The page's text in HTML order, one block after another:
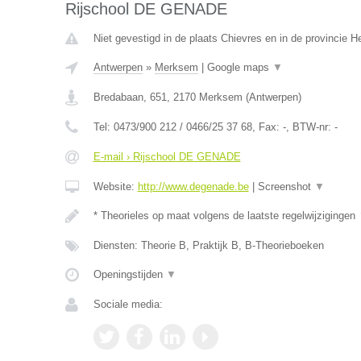
Rijschool DE GENADE
Niet gevestigd in de plaats Chievres en in de provincie
Antwerpen» Merksem Google maps ▼
Bredabaan, 651, 2170 Merksem (Antwerpen)
Tel: 0473/900 212 / 0466/25 37 68, Fax: -, BTW-nr: -
E-mail › Rijschool DE GENADE
Website: http://www.degenade.be| Screenshot ▼
* Theorieles op maat volgens de laatste regelwijzigingen
Diensten: Theorie B, Praktijk B, B-Theorieboeken
Openingstijden ▼
Sociale media: